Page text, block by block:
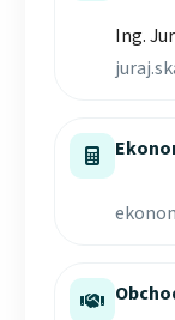
Ing.